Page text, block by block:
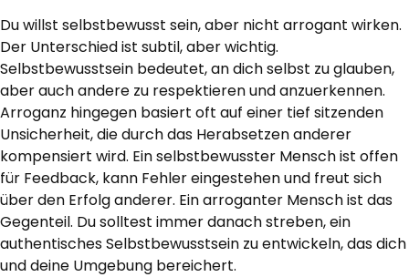
Du willst selbstbewusst sein, aber nicht arrogant wirken.
Der Unterschied ist subtil, aber wichtig.
Selbstbewusstsein bedeutet, an dich selbst zu glauben,
aber auch andere zu respektieren und anzuerkennen.
Arroganz hingegen basiert oft auf einer tief sitzenden
Unsicherheit, die durch das Herabsetzen anderer
kompensiert wird. Ein selbstbewusster Mensch ist offen
für Feedback, kann Fehler eingestehen und freut sich
über den Erfolg anderer. Ein arroganter Mensch ist das
Gegenteil. Du solltest immer danach streben, ein
authentisches Selbstbewusstsein zu entwickeln, das dich
und deine Umgebung bereichert.